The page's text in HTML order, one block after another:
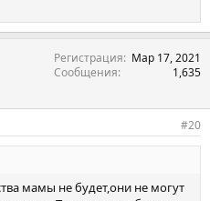
Регистрация
Мар 17, 2021
Сообщения
1,635
#20
мамы не будет,они не могут